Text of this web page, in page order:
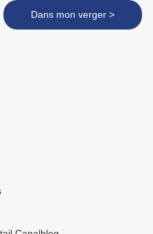
Dans mon verger >